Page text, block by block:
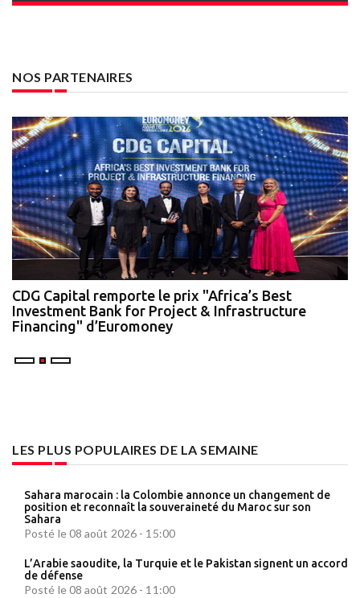
NOS PARTENAIRES
CDG Capital remporte le prix "Africa’s Best
Investment Bank for Project & Infrastructure
Financing" d’Euromoney
LES PLUS POPULAIRES DE LA SEMAINE
Sahara marocain : la Colombie annonce un changement de
position et reconnaît la souveraineté du Maroc sur son
Sahara
Posté le 08 août 2026 - 15:00
L’Arabie saoudite, la Turquie et le Pakistan signent un accord
de défense
Posté le 08 août 2026 - 11:00